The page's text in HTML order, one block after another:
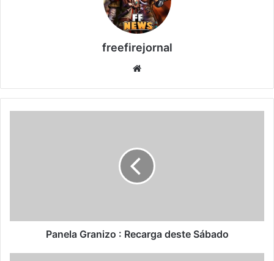
freefirejornal
Panela Granizo : Recarga deste Sábado